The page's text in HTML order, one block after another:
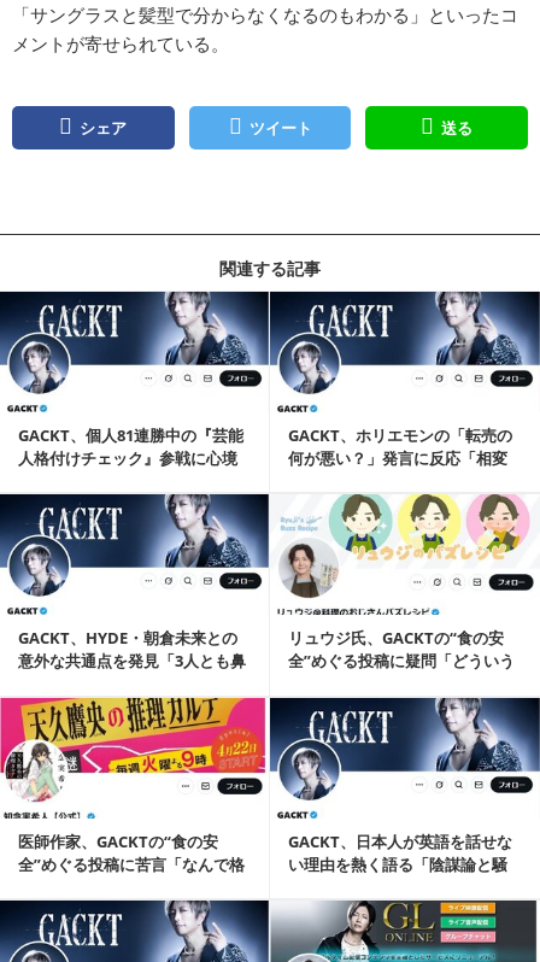
「サングラスと髪型で分からなくなるのもわかる」といったコ
メントが寄せられている。
シェア ツイート 送る
関連する記事
GACKT、個人81連勝中の『芸能
人格付けチェック』参戦に心境
GACKT、ホリエモンの「転売の
何が悪い？」発言に反応「相変
記事を読む
GACKT、HYDE・朝倉未来との
意外な共通点を発見「3人とも鼻
リュウジ氏、GACKTの“食の安
全”めぐる投稿に疑問「どういう
記事を読む
医師作家、GACKTの“食の安
全”めぐる投稿に苦言「なんで格
GACKT、日本人が英語を話せな
い理由を熱く語る「陰謀論と騒
記事を読む
記事を読む